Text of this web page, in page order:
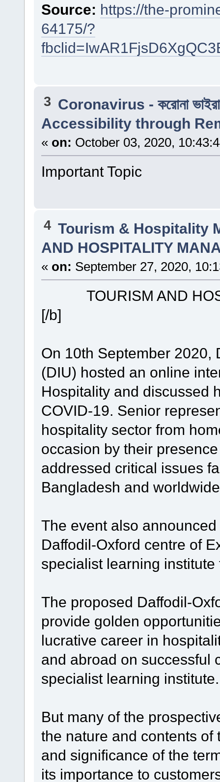
Source: https://the-
64175/?
3 Coronavirus - করোনা
Accessibility through
« on: October 03, 2020,
Important Topic
4 Tourism & Hospitality
AND HOSPITALITY
« on: September 27, 2020,
TOURISM AND
[/b]
On 10th September 2020,
(DIU) hosted an online
Hospitality and discussed
COVID-19. Senior
hospitality sector from
occasion by their
addressed critical issues
Bangladesh and
The event also
Daffodil-Oxford centre of
specialist learning
The proposed Daffodil-
provide golden
lucrative career in
and abroad on successful
specialist learning institute.
But many of the
the nature and contents
and significance of the
its importance to